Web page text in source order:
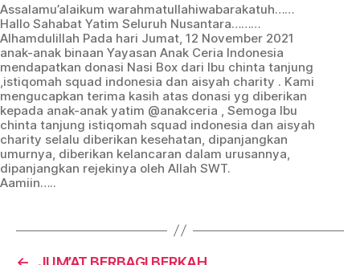
Assalamu’alaikum warahmatullahiwabarakatuh……
Hallo Sahabat Yatim Seluruh Nusantara………
Alhamdulillah Pada hari Jumat, 12 November 2021
anak-anak binaan Yayasan Anak Ceria Indonesia
mendapatkan donasi Nasi Box dari Ibu chinta tanjung
,istiqomah squad indonesia dan aisyah charity . Kami
mengucapkan terima kasih atas donasi yg diberikan
kepada anak-anak yatim @anakceria , Semoga Ibu
chinta tanjung istiqomah squad indonesia dan aisyah
charity selalu diberikan kesehatan, dipanjangkan
umurnya, diberikan kelancaran dalam urusannya,
dipanjangkan rejekinya oleh Allah SWT.
Aamiin…..